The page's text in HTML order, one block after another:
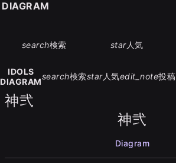
search検索 star人気
IDOLS
DIAGRAM
search検索star人気edit_note投稿
神弐
神弐
Diagram